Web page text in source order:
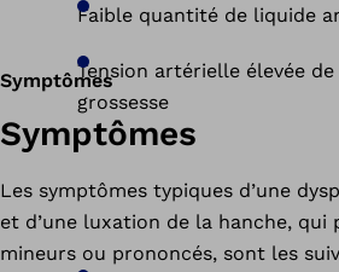
Faible quantité de liquide
Tension artérielle élevée
grossesse
Symptômes
Symptômes
Les symptômes typiques d’une
et d’une luxation de la hanche, qui
mineurs ou prononcés, sont les